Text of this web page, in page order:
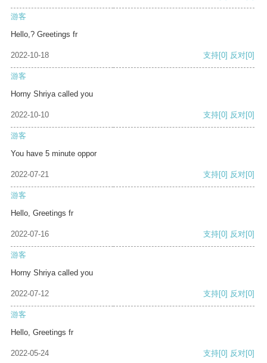
游客
Hello,? Greetings fr
2022-10-18 支持[0] 反对[0]
游客
Horny Shriya called you
2022-10-10 支持[0] 反对[0]
游客
You have 5 minute oppor
2022-07-21 支持[0] 反对[0]
游客
Hello, Greetings fr
2022-07-16 支持[0] 反对[0]
游客
Horny Shriya called you
2022-07-12 支持[0] 反对[0]
游客
Hello, Greetings fr
2022-05-24 支持[0] 反对[0]